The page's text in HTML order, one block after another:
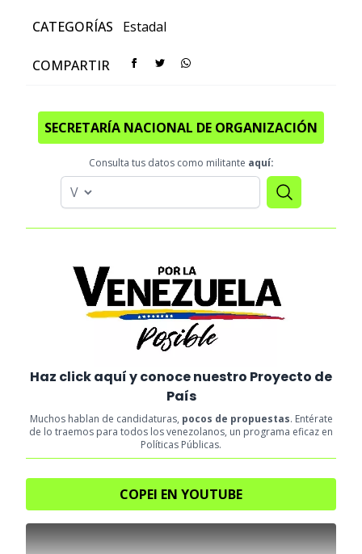
CATEGORÍAS Estadal
COMPARTIR
SECRETARÍA NACIONAL DE ORGANIZACIÓN
Consulta tus datos como militante aquí:
Haz click aquí y conoce nuestro Proyecto de
País
Muchos hablan de candidaturas, pocos de propuestas. Entérate
de lo traemos para todos los venezolanos, un programa eficaz en
Políticas Públicas.
COPEI EN YOUTUBE